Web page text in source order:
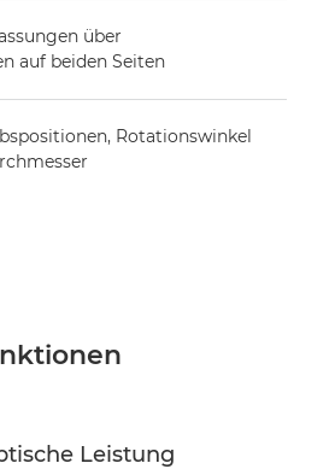
über
auf beiden Seiten
Rotationswinkel
Leistung